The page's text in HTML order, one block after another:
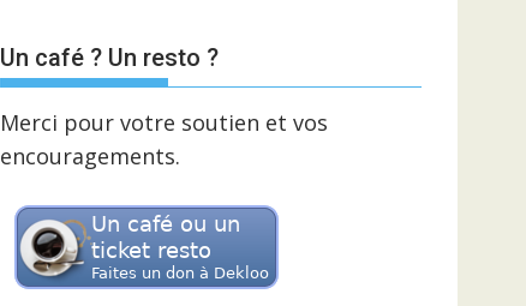
Un café ? Un resto ?
Merci pour votre soutien et vos
encouragements.